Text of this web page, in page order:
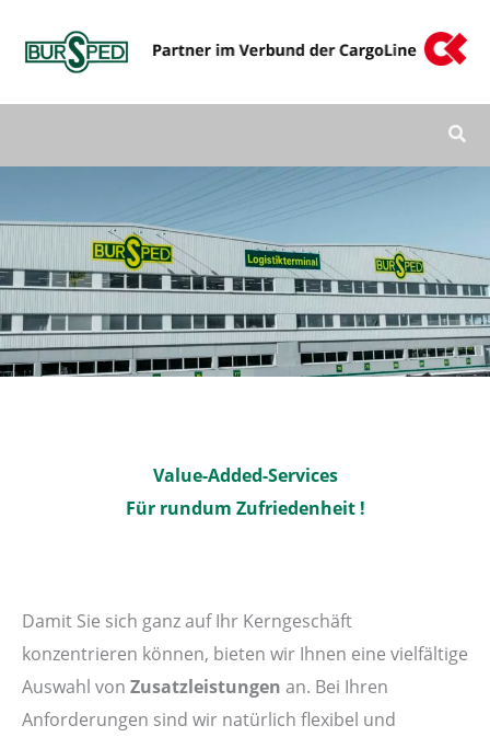
Inhalt
springen
Value-Added-Services
Für rundum Zufriedenheit !
Damit Sie sich ganz auf Ihr Kerngeschäft
konzentrieren können, bieten wir Ihnen eine vielfältige
Auswahl von Zusatzleistungen an. Bei Ihren
Anforderungen sind wir natürlich flexibel und